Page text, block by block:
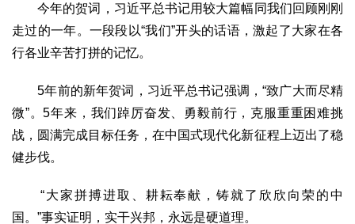
今年的贺词，习近平总书记用较大篇幅同我们回顾刚刚
走过的一年。一段段以“我们”开头的话语，激起了大家在各
行各业辛苦打拼的记忆。
5年前的新年贺词，习近平总书记强调，“致广大而尽精
微”。5年来，我们踔厉奋发、勇毅前行，克服重重困难挑
战，圆满完成目标任务，在中国式现代化新征程上迈出了稳
健步伐。
“大家拼搏进取、耕耘奉献，铸就了欣欣向荣的中
国。”事实证明，实干兴邦，永远是硬道理。